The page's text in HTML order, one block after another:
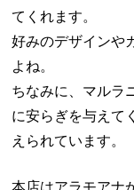
てくれます。
好みのデザインや
よね。
ちなみに、マルラ
に安らぎを与えて
えられています。
本店はアラモアナ